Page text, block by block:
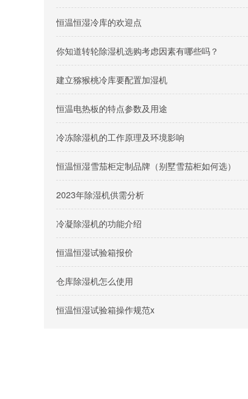
恒温恒湿冷库的欢迎点
你知道转轮除湿机选购考虑因素有哪些吗？
建立猕猴桃冷库要配置加湿机
恒温电热板的特点参数及用途
冷冻除湿机的工作原理及环境影响
恒温恒湿雪茄柜定制品牌（别墅雪茄柜如何选）
2023年除湿机供需分析
冷凝除湿机的功能介绍
恒温恒湿试验箱报价
仓库除湿机怎么使用
恒温恒湿试验箱操作规范x